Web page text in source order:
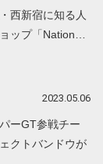
西新宿に知る人
ップ「Nation…
2023.05.06
ーGT参戦チー
クトバンドウが